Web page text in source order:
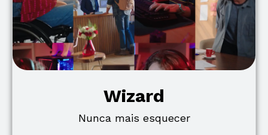
Wizard
Nunca mais esquecer